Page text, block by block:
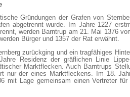
Gründungen der Grafen von
abgetrennt wurde. Im Jahre 1227
werden Barntrup am 21. Mai 1376
Bürger und 1357 der Rat erwähnt.
zurückging und ein tragfähiges
Residenz der gräflichen Linie
Marktflecken. Auch Barntrups
nur der eines Marktfleckens. Im 18.
mit Lage gemeinsam einen Vertreter